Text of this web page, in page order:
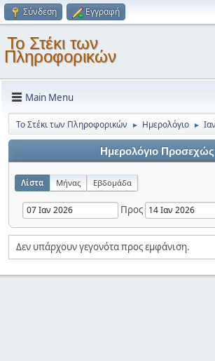
Σύνδεση Εγγραφή
Το Στέκι των
Πληροφορικών
Main Menu
Το Στέκι των Πληροφορικών ► Ημερολόγιο ►
Ημερολόγιο Προσεχώς
Λίστα Μήνας Εβδομάδα
Προς
Δεν υπάρχουν γεγονότα προς εμφάνιση.